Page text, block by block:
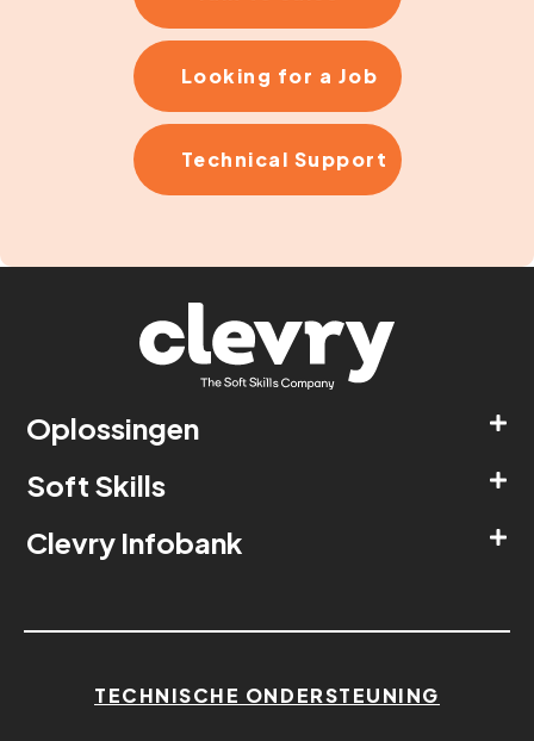
Looking for a Job
Technical Support
Oplossingen
Soft Skills
Clevry Infobank
TECHNISCHE ONDERSTEUNING